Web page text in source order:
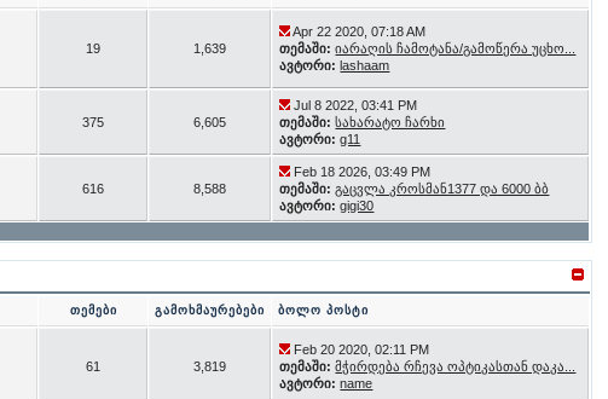
19 1,639
Apr 22 2020, 07:18 AM
თემაში: იარაღის ჩამოტანა/გამოწერა უცხო...
ავტორი: lashaam
375 6,605
Jul 8 2022, 03:41 PM
თემაში: სახარატო ჩარხი
ავტორი: g11
616 8,588
Feb 18 2026, 03:49 PM
თემაში: გაცვლა კროსმან1377 და 6000 ბბ
ავტორი: gigi30
თემები გამოხმაურებები ბოლო პოსტი
61 3,819
Feb 20 2020, 02:11 PM
თემაში: მჭირდება რჩევა ოპტიკასთან დაკა...
ავტორი: name